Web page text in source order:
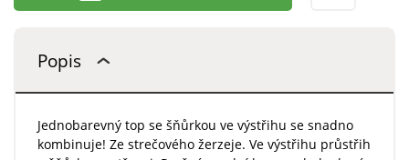
Popis
Jednobarevný top se šňůrkou ve výstřihu se snadno
kombinuje! Ze strečového žerzeje. Ve výstřihu průstřih